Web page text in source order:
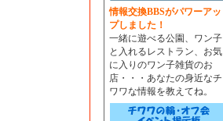
情報交換BBSがパワーアッ
プしました！
一緒に遊べる公園、ワン子
と入れるレストラン、お気
に入りのワン子雑貨のお
店・・・あなたの身近なチ
ワワな情報を教えてね。